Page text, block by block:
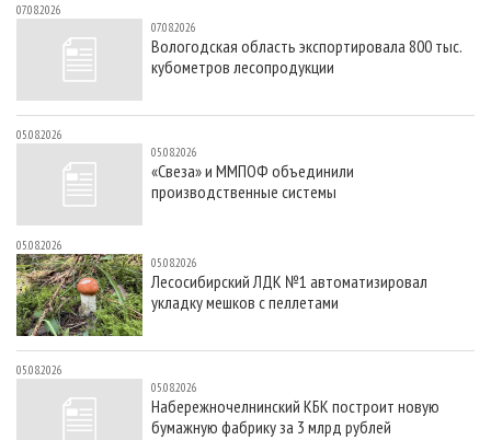
07.08.2026
07.08.2026
Вологодская область экспортировала 800 тыс.
кубометров лесопродукции
05.08.2026
05.08.2026
«Свеза» и ММПОФ объединили
производственные системы
05.08.2026
05.08.2026
Лесосибирский ЛДК №1 автоматизировал
укладку мешков с пеллетами
05.08.2026
05.08.2026
Набережночелнинский КБК построит новую
бумажную фабрику за 3 млрд рублей